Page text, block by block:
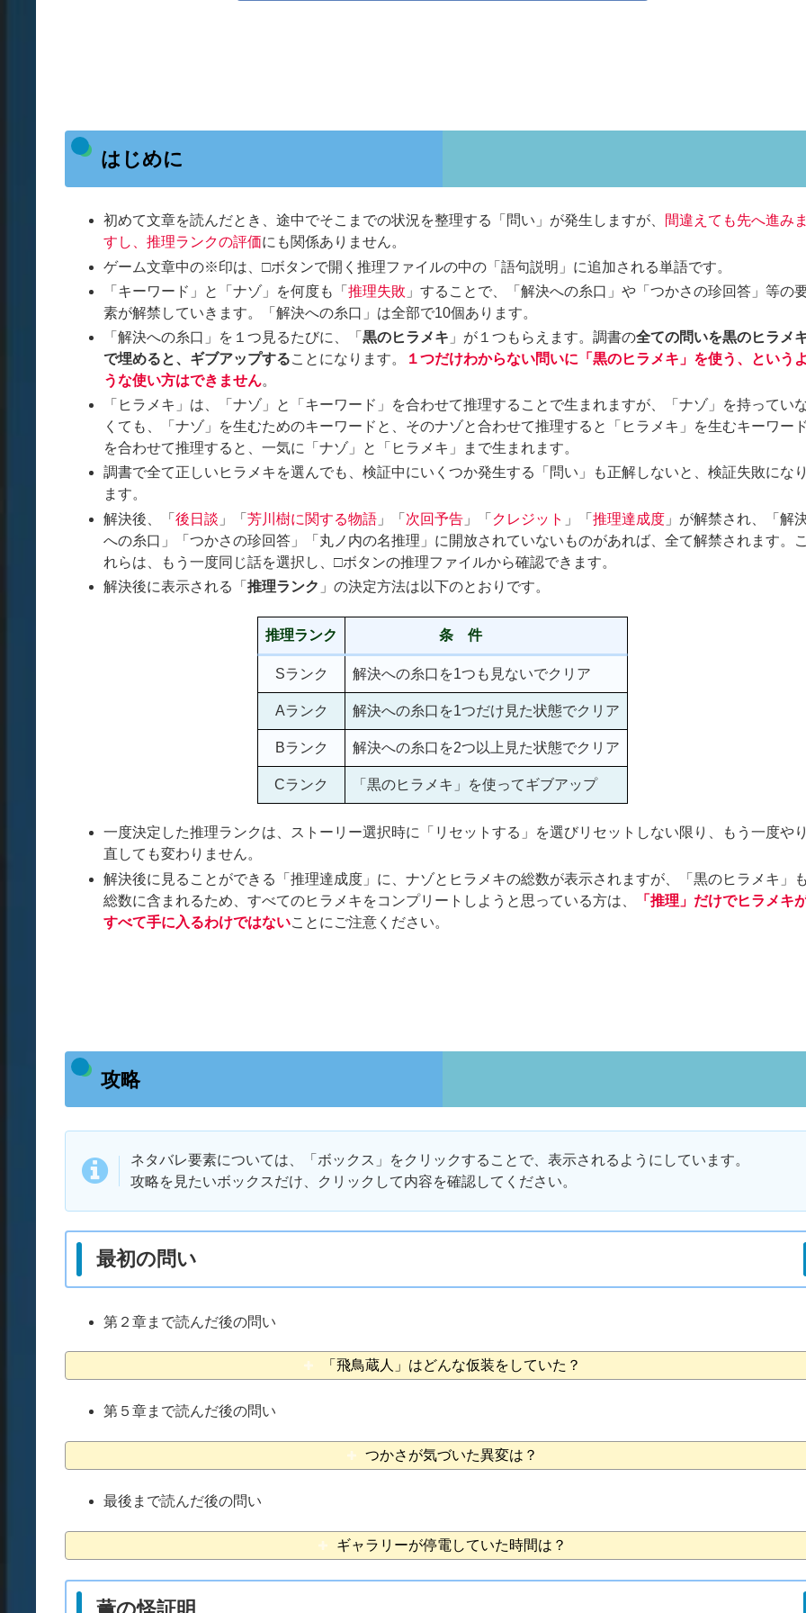
はじめに
初めて文章を読んだとき、途中でそこまでの状況を整理する「問い」が発生しますが、
間違えても先へ進みま
すし、推理ランクの評価にも関係ありません。
ゲーム文章中の※印は、□ボタンで開く推理ファイルの中の「語句説明」に追加される単語です。
「キーワード」と「ナゾ」を何度も「推理失敗 」することで、「解決への糸口」や「つかさの珍回答」等の
素が解禁していきます。「解決への糸口」は全部で10個あります。
「解決への糸口」を１つ見るたびに、「黒のヒラメキ 」が１つもらえます。調書の全ての問いを黒のヒラメ
で埋めると、ギブアップすることになります。
１つだけわからない問いに「黒のヒラメキ」を使う、というよ
うな使い方はできません。
「ヒラメキ」は、「ナゾ」と「キーワード」を合わせて推理することで生まれますが、「ナゾ」を持ってい
くても、「ナゾ」を生むためのキーワードと、そのナゾと合わせて推理すると「ヒラメキ」を生むキーワード
を合わせて推理すると、一気に「ナゾ」と「ヒラメキ」まで生まれます。
調書で全て正しいヒラメキを選んでも、検証中にいくつか発生する「問い」も正解しないと、検証失敗になり
ます。
解決後、「後日談 」「芳川樹に関する物語 」「 次回予告 」「 クレジット 」「推理達成度 」が解禁され、「解
への糸口」「つかさの珍回答」「丸ノ内の名推理」に開放されていないものがあれば、全て解禁されます。こ
れらは、もう一度同じ話を選択し、□ボタンの推理ファイルから確認できます。
解決後に表示される「推理ランク 」の決定方法は以下のとおりです。
推理ランク 条 件
Sランク 解決への糸口を1つも見ないでクリア
Aランク 解決への糸口を1つだけ見た状態でクリア
Bランク 解決への糸口を2つ以上見た状態でクリア
Cランク 「黒のヒラメキ」を使ってギブアップ
一度決定した推理ランクは、ストーリー選択時に「リセットする」を選びリセットしない限り、もう一度やり
直しても変わりません。
解決後に見ることができる「推理達成度」に、ナゾとヒラメキの総数が表示されますが、「黒のヒラメキ」も
総数に含まれるため、すべてのヒラメキをコンプリートしようと思っている方は、
「推理」だけでヒラメキ
すべて手に入るわけではないことにご注意ください。
攻略
ネタバレ要素については、「ボックス」をクリックすることで、表示されるようにしています。
攻略を見たいボックスだけ、クリックして内容を確認してください。
最初の問い
第２章まで読んだ後の問い
「飛鳥蔵人」はどんな仮装をしていた？
第５章まで読んだ後の問い
つかさが気づいた異変は？
最後まで読んだ後の問い
ギャラリーが停電していた時間は？